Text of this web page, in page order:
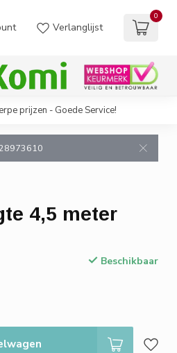
Verlanglijst
0
prijzen - Goede Service!
4,5 meter
Beschikbaar